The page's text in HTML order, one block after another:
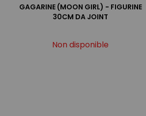
GAGARINE (MOON GIRL) - FIGURINE
30CM DA JOINT
Non disponible